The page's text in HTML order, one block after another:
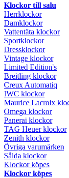
Klockor till salu
Herrklockor
Damklockor
Vattentäta klockor
Sportklockor
Dressklockor
Vintage klockor
Limited Edition's
Breitling klockor
Creux Automatiq
IWC klockor
Maurice Lacroix
Omega klockor
Panerai klockor
TAG Heuer klockor
Zenith klockor
Övriga varumärken
Sålda klockor
Klockor köpes
Klockor köpes